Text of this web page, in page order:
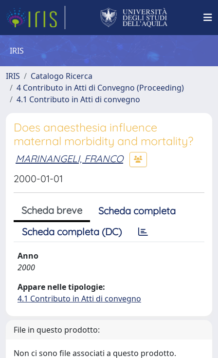
IRIS
IRIS
Catalogo Ricerca
4 Contributo in Atti di Convegno (Proceeding)
4.1 Contributo in Atti di convegno
Does anaesthesia influence
maternal morbidity and mortality?
MARINANGELI, FRANCO
2000-01-01
Scheda breve
Scheda completa
Scheda completa (DC)
Anno
2000
Appare nelle tipologie:
4.1 Contributo in Atti di convegno
File in questo prodotto:
Non ci sono file associati a questo prodotto.